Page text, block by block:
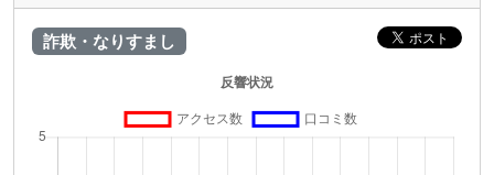
詐欺・なりすまし